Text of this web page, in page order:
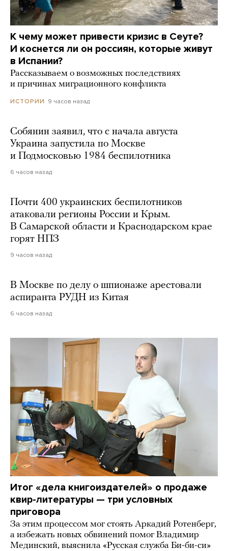
К чему может привести кризис в Сеуте?
И коснется ли он россиян, которые живут
в Испании?
Рассказываем о возможных последствиях
и причинах миграционного конфликта
ИСТОРИИ 9 часов назад
Собянин заявил, что с начала августа
Украина запустила по Москве
и Подмосковью 1984 беспилотника
6 часов назад
Почти 400 украинских беспилотников
атаковали регионы России и Крым.
В Самарской области и Краснодарском крае
горят НПЗ
9 часов назад
В Москве по делу о шпионаже арестовали
аспиранта РУДН из Китая
6 часов назад
Итог «дела книгоиздателей» о продаже
квир-литературы — три условных
приговора
За этим процессом мог стоять Аркадий Ротенберг,
а избежать новых обвинений помог Владимир
Мединский, выяснила «Русская служба Би-би-си»